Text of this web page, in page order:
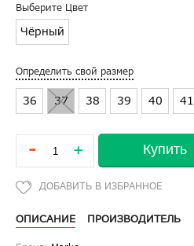
Выберите Цвет
Чёрный
Определить свой размер
36 37 38 39 40 41
- + Купить
ОПИСАНИЕ ПРОИЗВОДИТЕЛЬ